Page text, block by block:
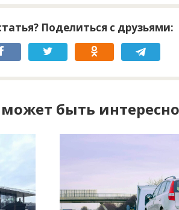
Поделиться с друзьями:
быть интересно